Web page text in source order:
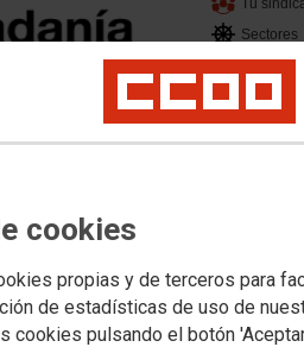
cookies
propias y de terceros para
de estadísticas de uso de
cookies pulsando el botón
Tu
Sectores
Políticas Sociales Salud Laboral Medio
Formulario de contacto general con
Canarias
*Nombre